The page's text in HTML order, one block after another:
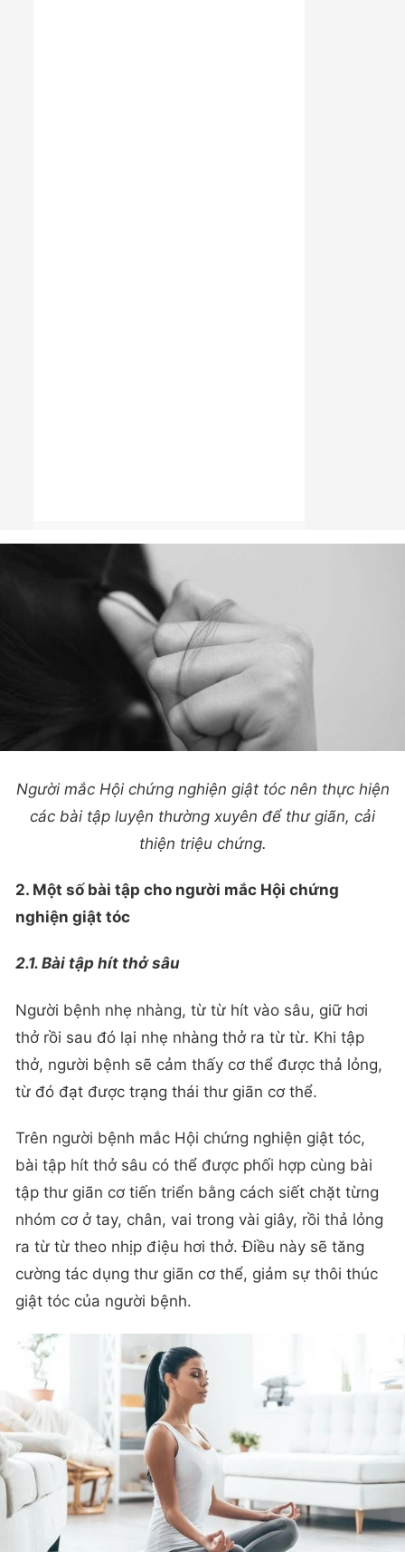
Người mắc Hội chứng nghiện giật tóc nên thực hiện
các bài tập luyện thường xuyên để thư giãn, cải
thiện triệu chứng.
2. Một số bài tập cho người mắc Hội chứng
nghiện giật tóc
2.1. Bài tập hít thở sâu
Người bệnh nhẹ nhàng, từ từ hít vào sâu, giữ hơi
thở rồi sau đó lại nhẹ nhàng thở ra từ từ. Khi tập
thở, người bệnh sẽ cảm thấy cơ thể được thả lỏng,
từ đó đạt được trạng thái thư giãn cơ thể.
Trên người bệnh mắc Hội chứng nghiện giật tóc,
bài tập hít thở sâu có thể được phối hợp cùng bài
tập thư giãn cơ tiến triển bằng cách siết chặt từng
nhóm cơ ở tay, chân, vai trong vài giây, rồi thả lỏng
ra từ từ theo nhịp điệu hơi thở. Điều này sẽ tăng
cường tác dụng thư giãn cơ thể, giảm sự thôi thúc
giật tóc của người bệnh.